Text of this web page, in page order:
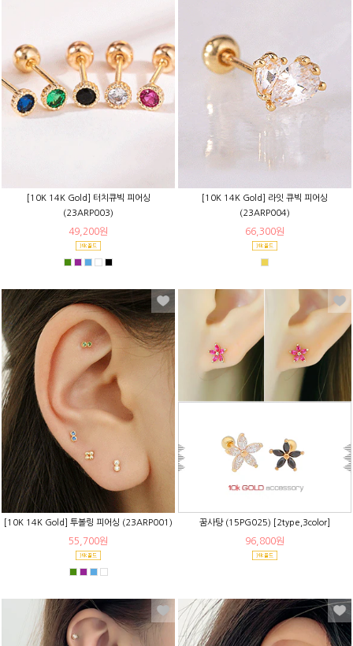
[10K 14K Gold] 터치큐빅 피어싱
(23ARP003)
49,200원
[10K 14K Gold] 라잇 큐빅 피어싱
(23ARP004)
66,300원
[10K 14K Gold] 투볼링 피어싱 (23ARP001)
55,700원
꿈사탕 (15PG025) [2type,3color]
96,800원